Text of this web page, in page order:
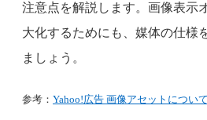
注意点を解説します。画像表示
大化するためにも、媒体の仕様
ましょう。
参考： Yahoo!広告 画像アセットについて